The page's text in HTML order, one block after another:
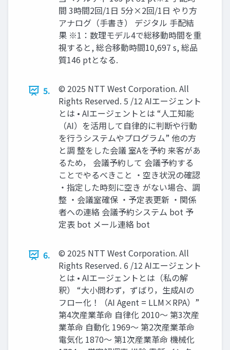
間 3時間2回/1日 5分×2回/1日 やり方
アナログ（手書き） デジタル 手配結
果 ※1：数理モデル4で総移動時間を重
視すると, 総合移動時間10,697 s, 総品
質146 ptとなる.
5.
© 2025 NTT West Corporation. All
Rights Reserved. 5 /12 AIエージェント
とは • AIエージェントとは “人工知能
（AI）を活用して自律的に判断や行動
を行うシステムやプログラム” 他の方
と調 整をした会議 室Aを予約 来客があ
るため， 会議予約して 会議予約する
ことでやるべきこと ・空き状況の確認
・指定した時刻に空き がない場合、調
整 ・会議室確保 ・予定表更新 ・関係
者への連絡 会議予約システム bot 予
定表 bot メール連絡 bot
6.
© 2025 NTT West Corporation. All
Rights Reserved. 6 /12 AIエージェント
とは • AIエージェントとは（私の解
釈） “大小問わず，ずばり，生成AIの
フロー化！（AI Agent = LLM×RPA）”
第4次産業革命 自律化 2010～ 第3次産
業革命 自動化 1969～ 第2次産業革命
電気化 1870～ 第1次産業革命 機械化